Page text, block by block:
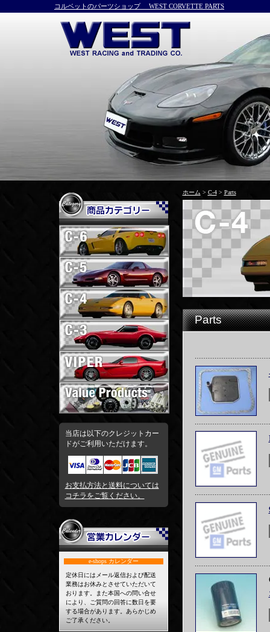
コルベットのパーツショップ WEST CORVETTE PARTS
ホーム > C-4> Parts
Parts
当店は以下のクレジットカー
ドがご利用いただけます。
お支払方法と送料については
コチラをご覧ください。
e-shops カレンダー
定休日にはメール返信および配送
業務はお休みとさせていただいて
おります。また本国への問い合せ
により、ご質問の回答に数日を要
する場合があります。あらかじめ
ご了承ください。